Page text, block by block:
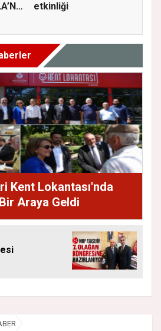
etkinliği
Kent Lokantası'nda
Araya Geldi